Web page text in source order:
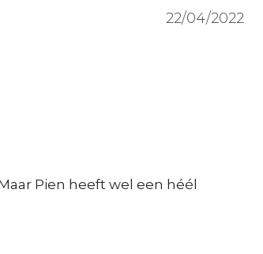
22/04/2022
Pien heeft wel een héél